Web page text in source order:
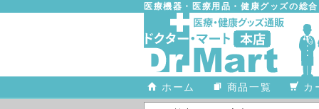
医療機器・医療用品・健康グッズの総
ホーム 商品一覧 カ